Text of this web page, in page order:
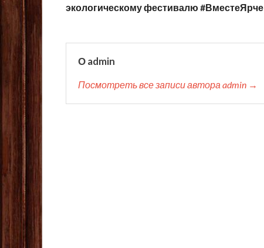
экологическому фестивалю #ВместеЯрче
О admin
Посмотреть все записи автора admin →